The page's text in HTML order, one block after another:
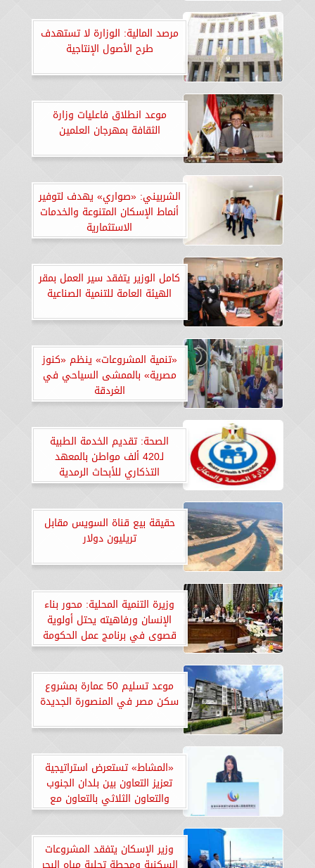
مرصد المالية: الوزارة لا تستهدف
طرح الأصول الإنتاجية
موعد انطلاق فاعليات وزارة
الثقافة بمهرجان العلمين
الشربيني: «صواري» يهدف لتوفير
أنماط الإسكان المتنوعة والخدمات
الاستثمارية
كامل الوزير يتفقد سير العمل بمقر
الهيئة العامة للتنمية الصناعية
«تنمية المشروعات» ينظم «كنوز
مصرية» بالممشى السياحي في
الغردقة
الصحة: تقديم الخدمة الطبية
لـ420 ألف مواطن بالمعهد
التذكاري للأبحاث الرمدية
حقيقة بيع قناة السويس مقابل
تريليون دولار
وزيرة التنمية المحلية: محور بناء
الإنسان ورفاهيته يحتل أولوية
قصوى في برنامج عمل الحكومة
موعد تسليم 50 عمارة بمشروع
سكن مصر في المنصورة الجديدة
«المشاط» تستعرض استراتيجية
تعزيز التعاون بين بلدان الجنوب
والتعاون الثلاثي بالتعاون مع
شركاء التنمية
وزير الإسكان يتفقد المشروعات